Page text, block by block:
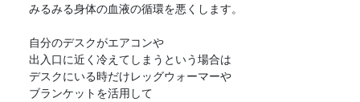
みるみる身体の血液の循環を悪くします。
自分のデスクがエアコンや
出入口に近く冷えてしまうという場合は
デスクにいる時だけレッグウォーマーや
ブランケットを活用して